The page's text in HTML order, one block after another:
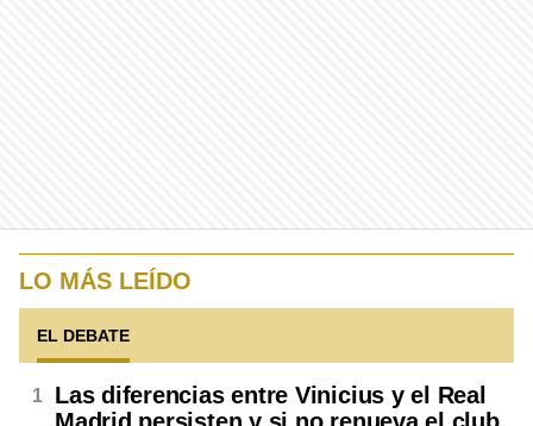
LO MÁS LEÍDO
EL DEBATE
Las diferencias entre Vinicius y el Real